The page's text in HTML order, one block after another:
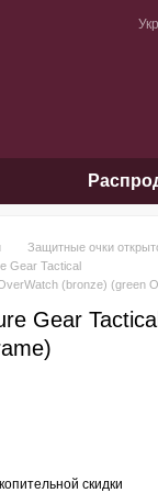
Укр
Защитные очки
Gear Tactical
(bronze) (green
Gear
скидки